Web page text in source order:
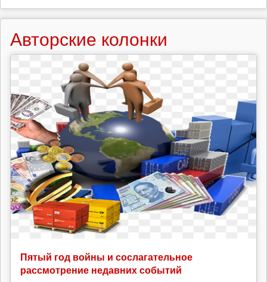
Авторские колонки
Пятый год войны и сослагательное
рассмотрение недавних событий